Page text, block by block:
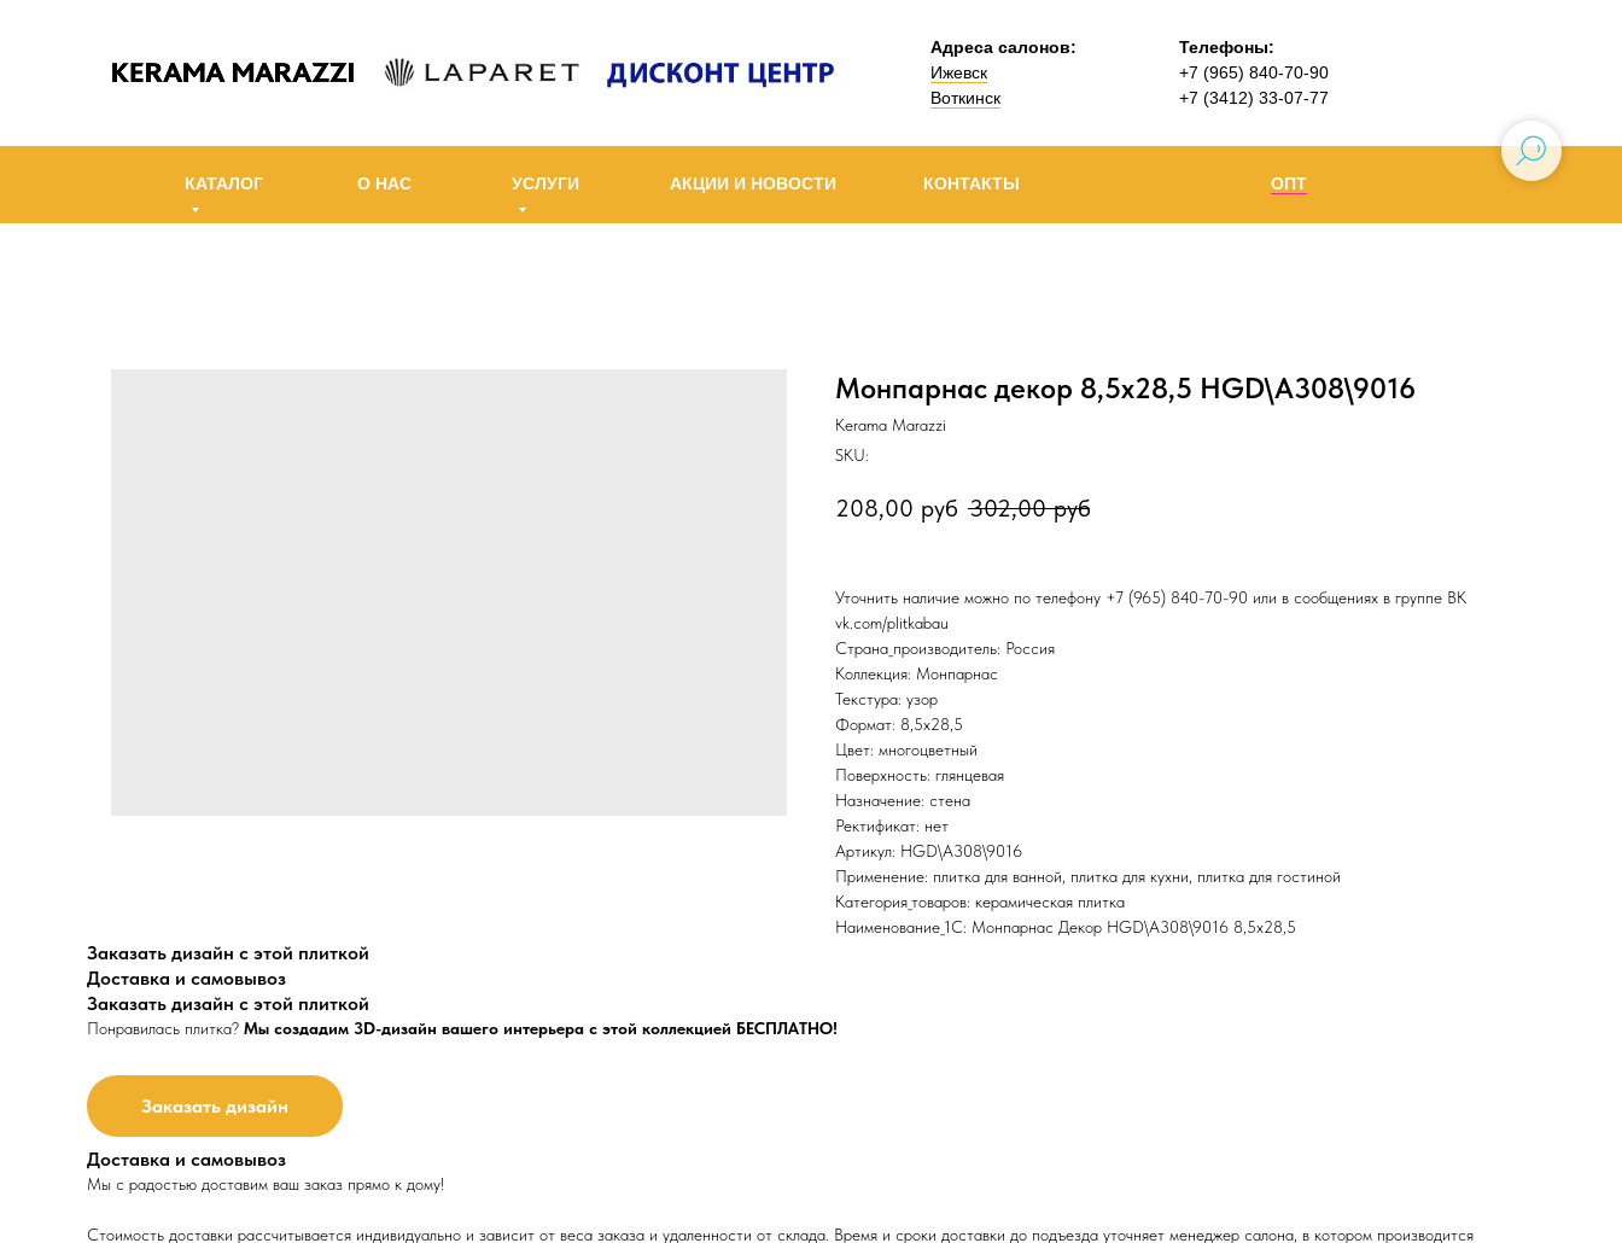
Телефоны:
+7 (965) 840-70-90
+7 (3412) 33-07-77
Адреса салонов:
Ижевск
Воткинск
КАТАЛОГ О НАС УСЛУГИ АКЦИИ И НОВОСТИ ОПТ
КОНТАКТЫ
Монпарнас декор 8,5х28,5 HGD\A308\9016
Kerama Marazzi
SKU:
208,00 руб 302,00 руб
Уточнить наличие можно по телефону +7 (965) 840-70-90 или в сообщениях в группе ВК
vk.com/plitkabau
Страна_производитель: Россия
Коллекция: Монпарнас
Текстура: узор
Формат: 8,5x28,5
Цвет: многоцветный
Поверхность: глянцевая
Назначение: стена
Ректификат: нет
Артикул: HGD\A308\9016
Применение: плитка для ванной, плитка для кухни, плитка для гостиной
Категория_товаров: керамическая плитка
Наименование_1С: Монпарнас Декор HGD\A308\9016 8,5х28,5
Заказать дизайн с этой плиткой
Доставка и самовывоз
Заказать дизайн с этой плиткой
Понравилась плитка? Мы создадим 3D-дизайн вашего интерьера с этой коллекцией БЕСПЛАТНО!
Заказать дизайн
Доставка и самовывоз
Мы с радостью доставим ваш заказ прямо к дому!
Стоимость доставки рассчитывается индивидуально и зависит от веса заказа и удаленности от склада. Время и сроки доставки до подъезда уточняет менеджер салона, в котором производится